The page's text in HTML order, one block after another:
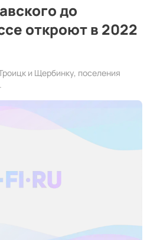
до
откроют в 2022
и Щербинку, поселения